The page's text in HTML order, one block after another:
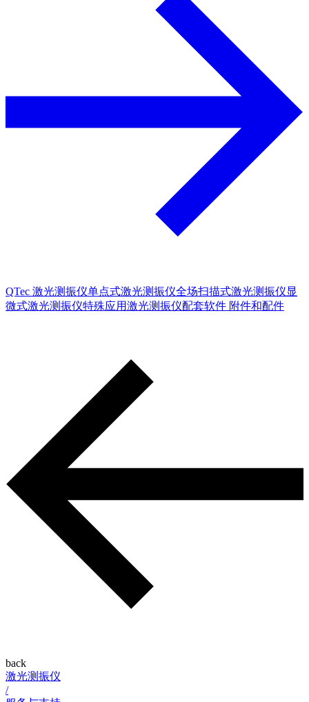
QTec 激光测振仪单点式激光测振仪全场扫描式激光测振仪显
微式激光测振仪特殊应用激光测振仪配套软件 附件和配件
back
激光测振仪
/